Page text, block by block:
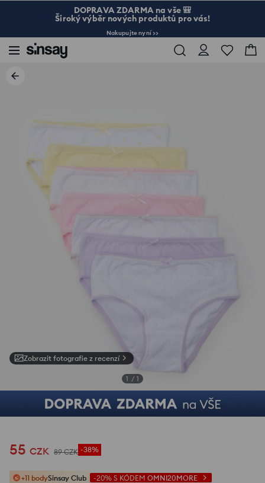
DOPRAVA ZDARMA na vše 🎒
Široký výběr nových produktů pro vás!
Nakupujte nyní >>
Zobrazit fotografie z recenzí
1 / 1
55 CZK 89 CZK -38%
+11 bodySinsay Club -20% S KÓDEM OMNI20MORE